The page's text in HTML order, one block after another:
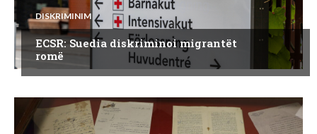
DISKRIMINIM
ECSR: Suedia diskriminoi migrantët
romë